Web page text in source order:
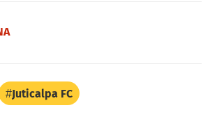
Juticalpa FC